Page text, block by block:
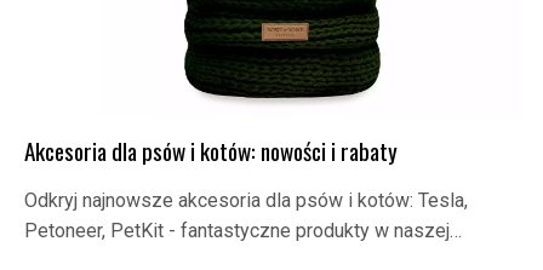
Akcesoria dla psów i kotów: nowości i rabaty
Odkryj najnowsze akcesoria dla psów i kotów: Tesla,
Petoneer, PetKit - fantastyczne produkty w naszej…